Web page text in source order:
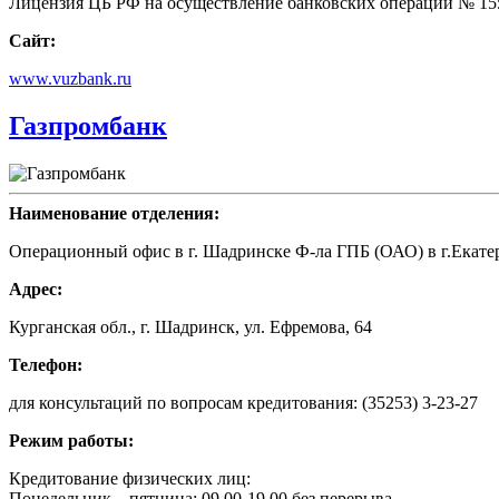
Сайт:
www.vuzbank.ru
Газпромбанк
Наименование отделения:
Операционный офис в г. Шадринске Ф-ла ГПБ (ОАО) в
Адрес:
Курганская обл., г. Шадринск, ул. Ефремова, 64
Телефон:
для консультаций по вопросам кредитования: (35253) 3-23-27
Режим работы:
Кредитование физических лиц: